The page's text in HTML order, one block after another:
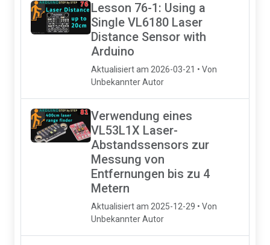
Lesson 76-1: Using a
Single VL6180 Laser
Distance Sensor with
Arduino
Aktualisiert am 2026-03-21 • Von
Unbekannter Autor
Verwendung eines
VL53L1X Laser-
Abstandssensors zur
Messung von
Entfernungen bis zu 4
Metern
Aktualisiert am 2025-12-29 • Von
Unbekannter Autor